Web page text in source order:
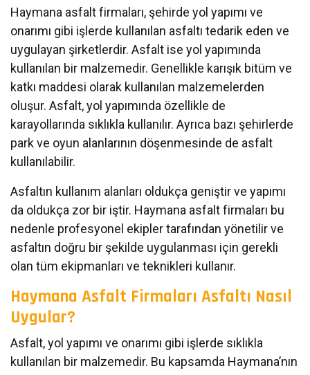
Haymana asfalt firmaları, şehirde yol yapımı ve
onarımı gibi işlerde kullanılan asfaltı tedarik eden ve
uygulayan şirketlerdir. Asfalt ise yol yapımında
kullanılan bir malzemedir. Genellikle karışık bitüm ve
katkı maddesi olarak kullanılan malzemelerden
oluşur. Asfalt, yol yapımında özellikle de
karayollarında sıklıkla kullanılır. Ayrıca bazı şehirlerde
park ve oyun alanlarının döşenmesinde de asfalt
kullanılabilir.
Asfaltın kullanım alanları oldukça geniştir ve yapımı
da oldukça zor bir iştir. Haymana asfalt firmaları bu
nedenle profesyonel ekipler tarafından yönetilir ve
asfaltın doğru bir şekilde uygulanması için gerekli
olan tüm ekipmanları ve teknikleri kullanır.
Haymana Asfalt Firmaları Asfaltı Nasıl
Uygular?
Asfalt, yol yapımı ve onarımı gibi işlerde sıklıkla
kullanılan bir malzemedir. Bu kapsamda Haymana’nın